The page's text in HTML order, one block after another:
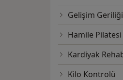
Gelişim Geriliği
Hamile Pilatesi
Kardiyak
Kilo Kontrolü